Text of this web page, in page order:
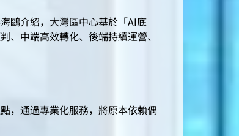
鷗介紹，大灣區中心基於「AI底
中端高效轉化、後端持續運營、
，通過專業化服務，將原本依賴偶